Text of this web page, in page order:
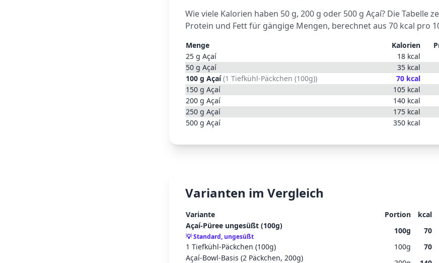
Wie viele Kalorien haben 50 g, 200 g oder 500 g Açaí? Die Tabelle
Protein und Fett für gängige Mengen, berechnet aus 70 kcal pro
Menge Kalorien
25 g Açaí 18 kcal
50 g Açaí 35 kcal
100 g Açaí(1 Tiefkühl-Päckchen (100g)) 70 kcal
150 g Açaí 105 kcal
200 g Açaí 140 kcal
250 g Açaí 175 kcal
500 g Açaí 350 kcal
Varianten im Vergleich
Variante Portion kcal
Açaí-Püree ungesüßt (100g)
💡Standard, ungesüßt
100g 70
1 Tiefkühl-Päckchen (100g)
100g 70
Açaí-Bowl-Basis (2 Päckchen, 200g)